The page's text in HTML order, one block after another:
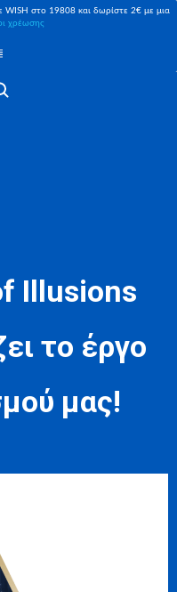
WISH στο 19808 και δωρίστε 2€ με μια
χρέωσης
Illusions
το έργο
μας!